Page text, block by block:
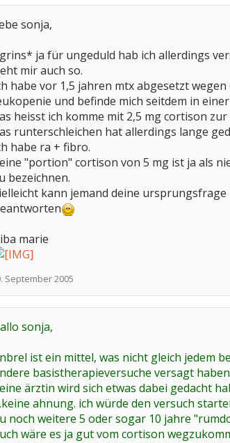
sonja,
ja für ungeduld hab ich allerdings
mir auch so.
habe vor 1,5 jahren mtx abgesetzt
und befinde mich seitdem in
heisst ich komme mit 2,5 mg cortison zur
runterschleichen hat allerdings lange
habe ra + fibro.
"portion" cortison von 5 mg ist ja als
bezeichnen.
kann jemand deine
marie
September 2005
sonja,
ist ein mittel, was nicht gleich jedem
basistherapieversuche versagt
ärztin wird sich etwas dabei gedacht
ahnung. ich würde den versuch
noch weitere 5 oder sogar 10 jahre
wäre es ja gut vom cortison